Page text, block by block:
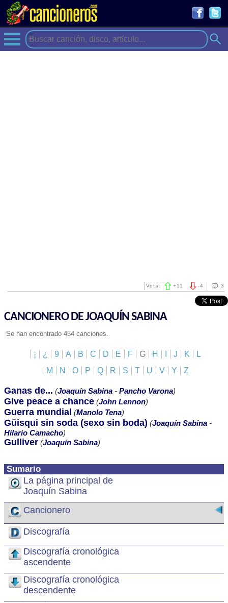
3
-4
Vota: +11
CANCIONERO DE JOAQUÍN SABINA
Se han encontrado 454 canciones.
¡ ¿ 9 A B C D E F G H J K
L
M
N O P Q R S T U V Y Z
Sumario
La página principal de
Joaquín Sabina
Cancionero
Discografía
Discografía cronológica
ascendente
Discografía cronológica
descendente
Ganas de... (Joaquín Sabina - Pancho Varona)
Give peace a chance (John Lennon)
Guerra mundial (Manolo Tena)
Güisqui sin soda (sexo sin boda) (Joaquín Sabina -
Hilario Camacho)
Gulliver (Joaquín Sabina)